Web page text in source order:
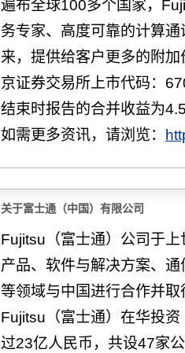
遍布全球100多个国家，
务专家、高度可靠的计算
来，提供给客户更多的附
京证券交易所上市代码：
结束时报告的合并收益为
如需更多资讯，请浏览：
关于富士通（中国）有限公司
Fujitsu（富士通）公司于
产品、软件与解决方案、
等领域与中国进行合作并
Fujitsu（富士通）在华投
过23亿人民币，共设47家